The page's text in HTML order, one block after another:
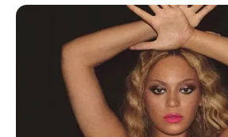
Tenemos todas las
interesan. Para estar
favor, active las
ACTIVAR AHORA